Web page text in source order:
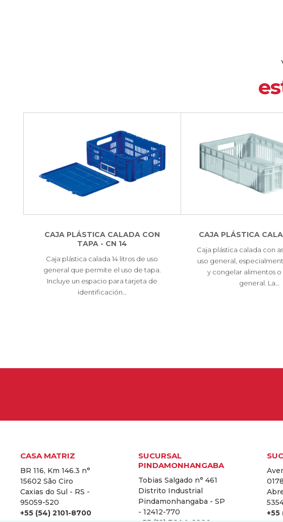
CAJA PLÁSTICA CALADA CON
TAPA - CN 14
Caja plástica calada 14 litros de uso
general que permite el uso de tapa.
Incluye un espacio para tarjeta de
identificación…
CAJA PLÁSTICA
Caja plástica calada con
uso general,
y congelar alimentos o
general. La…
CASA MATRIZ
BR 116, Km 146.3 n°
15602 São Ciro
Caxias do Sul - RS -
95059-520
+55 (54) 2101-8700
SUCURSAL
PINDAMONHANGABA
Tobias Salgado n° 461
Distrito Industrial
Pindamonhangaba - SP
- 12412-770
+55